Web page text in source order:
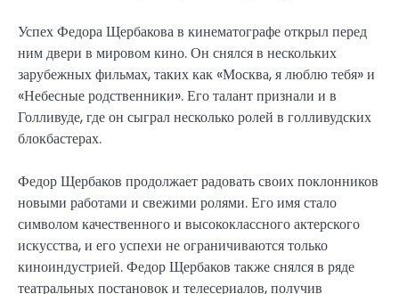
Успех Федора Щербакова в кинематографе открыл перед
ним двери в мировом кино. Он снялся в нескольких
зарубежных фильмах, таких как «Москва, я люблю тебя» и
«Небесные родственники». Его талант признали и в
Голливуде, где он сыграл несколько ролей в голливудских
блокбастерах.
Федор Щербаков продолжает радовать своих поклонников
новыми работами и свежими ролями. Его имя стало
символом качественного и высококлассного актерского
искусства, и его успехи не ограничиваются только
киноиндустрией. Федор Щербаков также снялся в ряде
театральных постановок и телесериалов, получив